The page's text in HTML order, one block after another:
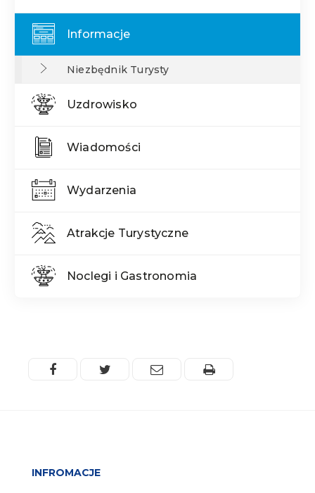
Informacje
Niezbędnik Turysty
Uzdrowisko
Wiadomości
Wydarzenia
Atrakcje Turystyczne
Noclegi i Gastronomia
FacebookTwitter Email Drukuj
INFROMACJE